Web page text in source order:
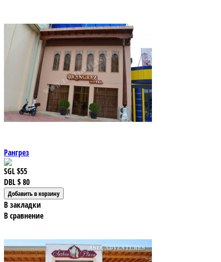
Рангрез
SGL$55
DBL$ 80
В закладки
В сравнение